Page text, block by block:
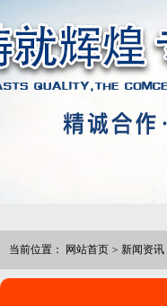
当前位置： 网站首页 > 新闻资讯